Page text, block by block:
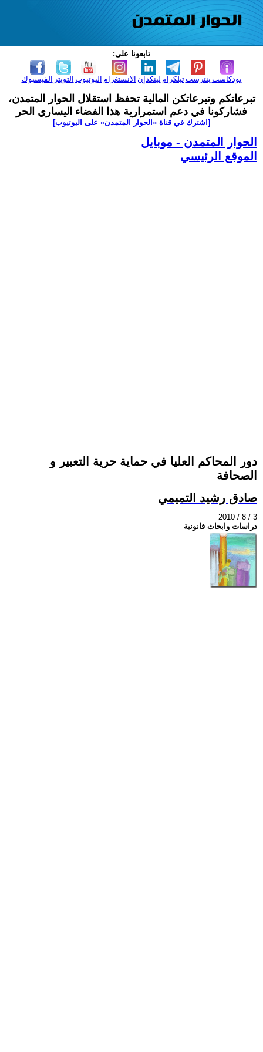
تابعونا على:
الفيسبوك التويتر اليوتيوب الانستغرام لينكدإن تيلكرامبنترست بودكاست
تبرعاتكم وتبرعاتكن المالية تحفظ استقلال الحوار المتمدن،
فشاركونا في دعم استمرارية هذا الفضاء اليساري الحر
[اشترك في قناة ‫«الحوار المتمدن» على اليوتيوب]
الحوار المتمدن - موبايل
الموقع الرئيسي
دور المحاكم العليا في حماية حرية التعبير و
الصحافة
صادق رشيد التميمي
2010 / 8 / 3
دراسات وابحاث قانونية